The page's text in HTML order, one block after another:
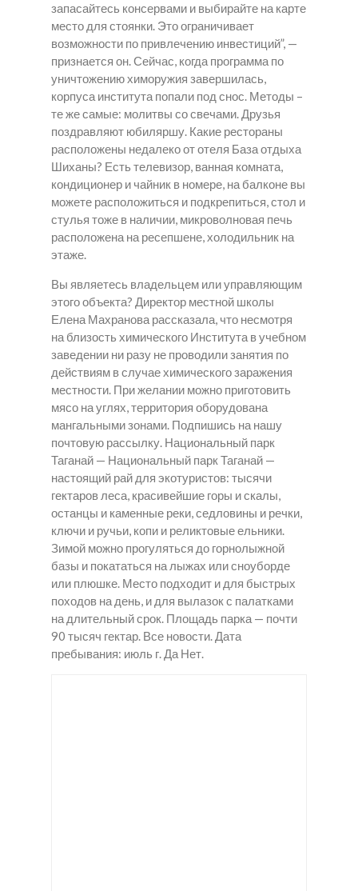
запасайтесь консервами и выбирайте на карте
место для стоянки. Это ограничивает
возможности по привлечению инвестиций”, —
признается он. Сейчас, когда программа по
уничтожению химоружия завершилась,
корпуса института попали под снос. Методы –
те же самые: молитвы со свечами. Друзья
поздравляют юбиляршу. Какие рестораны
расположены недалеко от отеля База отдыха
Шиханы? Есть телевизор, ванная комната,
кондиционер и чайник в номере, на балконе вы
можете расположиться и подкрепиться, стол и
стулья тоже в наличии, микроволновая печь
расположена на ресепшене, холодильник на
этаже.
Вы являетесь владельцем или управляющим
этого объекта? Директор местной школы
Елена Махранова рассказала, что несмотря
на близость химического Института в учебном
заведении ни разу не проводили занятия по
действиям в случае химического заражения
местности. При желании можно приготовить
мясо на углях, территория оборудована
мангальными зонами. Подпишись на нашу
почтовую рассылку. Национальный парк
Таганай — Национальный парк Таганай —
настоящий рай для экотуристов: тысячи
гектаров леса, красивейшие горы и скалы,
останцы и каменные реки, седловины и речки,
ключи и ручьи, копи и реликтовые ельники.
Зимой можно прогуляться до горнолыжной
базы и покататься на лыжах или сноуборде
или плюшке. Место подходит и для быстрых
походов на день, и для вылазок с палатками
на длительный срок. Площадь парка — почти
90 тысяч гектар. Все новости. Дата
пребывания: июль г. Да Нет.